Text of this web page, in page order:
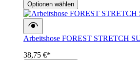
Optionen wählen
Arbeitshose FOREST STRETCH
38,75 €*